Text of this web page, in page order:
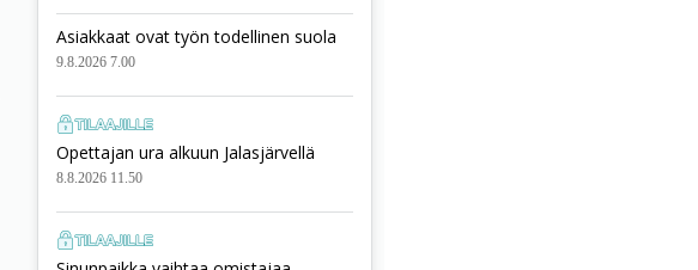
Asiakkaat ovat työn todellinen suola
9.8.2026 7.00
Opettajan ura alkuun Jalasjärvellä
8.8.2026 11.50